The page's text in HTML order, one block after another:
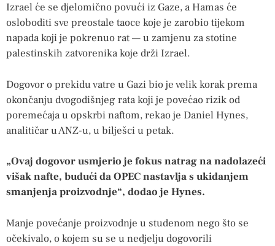
Izrael će se djelomično povući iz Gaze, a Hamas će
osloboditi sve preostale taoce koje je zarobio tijekom
napada koji je pokrenuo rat — u zamjenu za stotine
palestinskih zatvorenika koje drži Izrael.
Dogovor o prekidu vatre u Gazi bio je velik korak prema
okončanju dvogodišnjeg rata koji je povećao rizik od
poremećaja u opskrbi naftom, rekao je Daniel Hynes,
analitičar u ANZ-u, u bilješci u petak.
„Ovaj dogovor usmjerio je fokus natrag na nadolazeći
višak nafte, budući da OPEC nastavlja s ukidanjem
smanjenja proizvodnje“, dodao je Hynes.
Manje povećanje proizvodnje u studenom nego što se
očekivalo, o kojem su se u nedjelju dogovorili